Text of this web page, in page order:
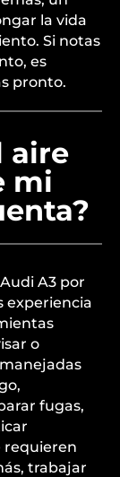
la vida
Si notas
es
pronto.
aire
mi
A3 por
experiencia
o
fugas,
requieren
trabajar